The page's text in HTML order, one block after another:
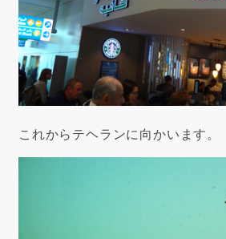
これからテヘランに向かいます。